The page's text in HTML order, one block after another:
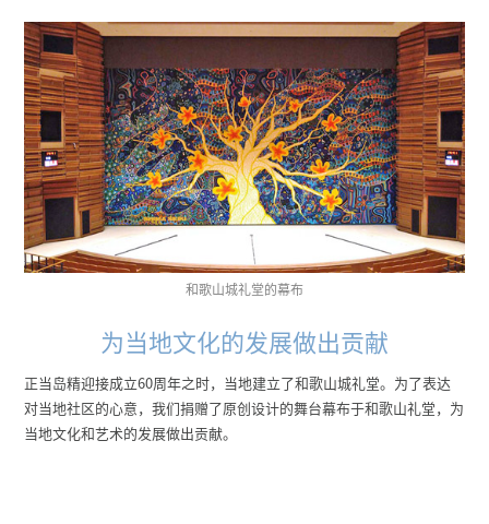
和歌山城礼堂的幕布
为当地文化的发展做出贡献
正当岛精迎接成立60周年之时，当地建立了和歌山城礼堂。为了表达
对当地社区的心意，我们捐赠了原创设计的舞台幕布于和歌山礼堂，为
当地文化和艺术的发展做出贡献。